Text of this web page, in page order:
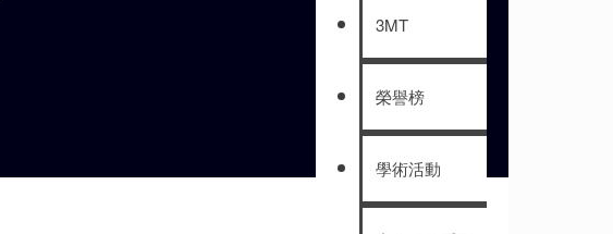
3MT
榮譽榜
學術活動